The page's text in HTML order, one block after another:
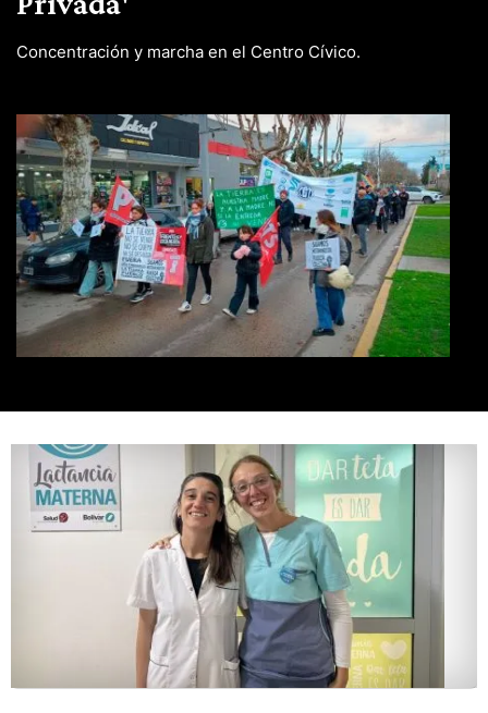
Concentración y marcha en el Centro Cívico.